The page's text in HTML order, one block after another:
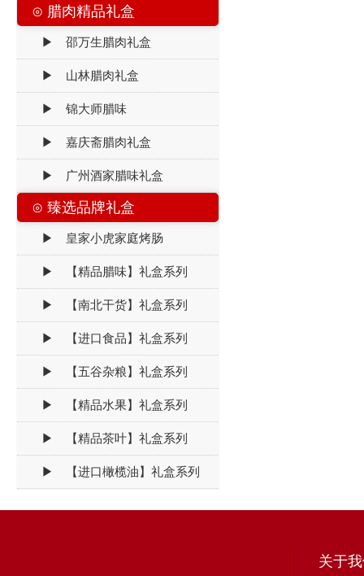
⊙ 腊肉精品礼盒
▶ 邵万生腊肉礼盒
▶ 山林腊肉礼盒
▶ 锦大师腊味
▶ 嘉庆斋腊肉礼盒
▶ 广州酒家腊味礼盒
⊙ 臻选品牌礼盒
▶ 皇家小虎家庭烤肠
▶ 【精品腊味】礼盒系列
▶ 【南北干货】礼盒系列
▶ 【进口食品】礼盒系列
▶ 【五谷杂粮】礼盒系列
▶ 【精品水果】礼盒系列
▶ 【精品茶叶】礼盒系列
▶ 【进口橄榄油】礼盒系列
关于